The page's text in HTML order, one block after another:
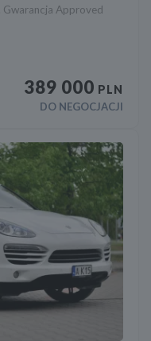
Gwarancja Approved
389 000 PLN
DO NEGOCJACJI